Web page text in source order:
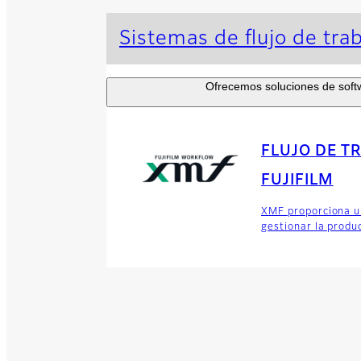
Sistemas de flujo de
Ofrecemos soluciones de
FLUJO DE
FUJIFILM
XMF proporciona
gestionar la